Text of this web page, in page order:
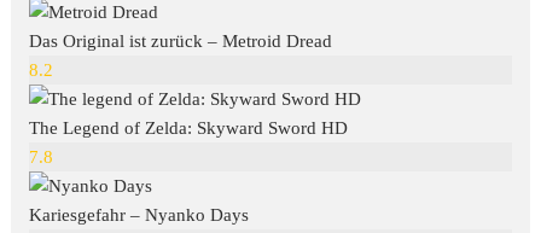
Das Original ist zurück – Metroid Dread
8.2
The Legend of Zelda: Skyward Sword HD
7.8
Kariesgefahr – Nyanko Days